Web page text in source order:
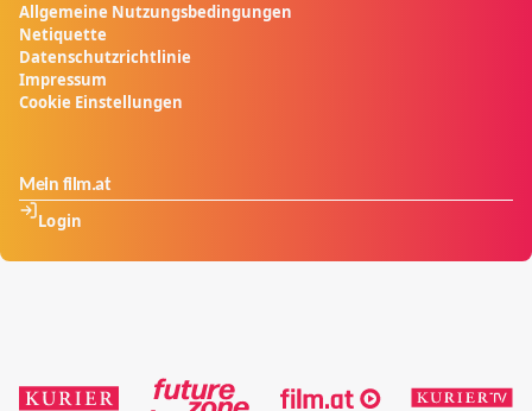
Allgemeine Nutzungsbedingungen
Netiquette
Datenschutzrichtlinie
Impressum
Cookie Einstellungen
Mein film.at
Login